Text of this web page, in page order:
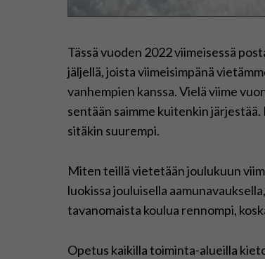
Tässä vuoden 2022 viimeisessä
jäljellä, joista viimeisimpänä
vanhempien kanssa. Vielä viime
sentään saimme kuitenkin
sitäkin suurempi.
Miten teillä vietetään joulukuun
luokissa jouluisella
tavanomaista koulua rennompi,
Opetus kaikilla toiminta-alueilla